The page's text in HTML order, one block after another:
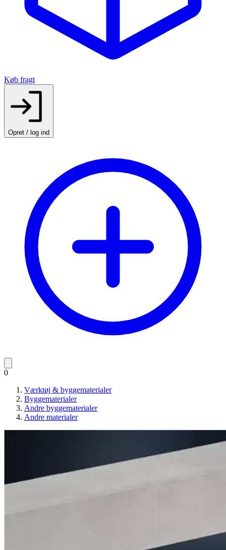
Køb fragt
Opret / log ind
0
Værktøj & byggematerialer
Byggematerialer
Andre byggematerialer
Andre materialer